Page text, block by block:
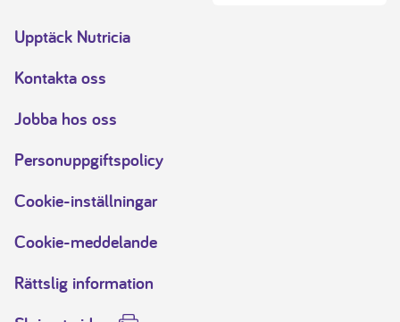
Upptäck Nutricia
Kontakta oss
Jobba hos oss
Personuppgiftspolicy
Cookie-inställningar
Cookie-meddelande
Rättslig information